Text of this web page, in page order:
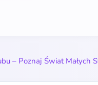
– Poznaj Świat Małych